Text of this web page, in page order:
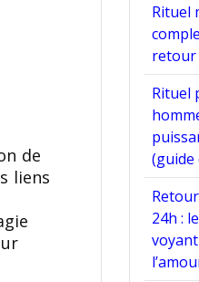
de
liens
Rituel
retour
Rituel
(guide
24h :